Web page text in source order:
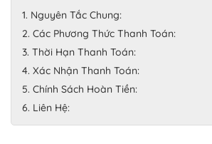
1. Nguyên Tắc Chung:
2. Các Phương Thức Thanh Toán:
3. Thời Hạn Thanh Toán:
4. Xác Nhận Thanh Toán:
5. Chính Sách Hoàn Tiền:
6. Liên Hệ: